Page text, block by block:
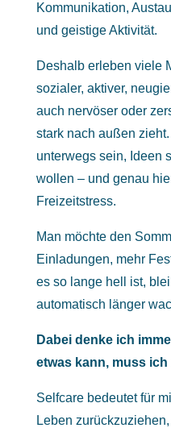
Kommunikation,
und geistige Aktivität.
Deshalb erleben viele
sozialer, aktiver,
auch nervöser oder
stark nach außen
unterwegs sein, Ideen
wollen – und genau
Freizeitstress.
Man möchte den
Einladungen, mehr
es so lange hell ist,
automatisch länger
Dabei denke ich
etwas kann, muss
Selfcare bedeutet für
Leben